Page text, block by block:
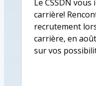
Le CSSDN
carrière!
recrutement
carrière, en
sur vos